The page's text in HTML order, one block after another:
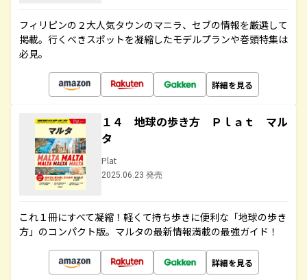
フィリピンの２大人気タウンのマニラ、セブの情報を厳選して
掲載。行くべきスポットを凝縮したモデルプランや巻頭特集は
必見。
詳細を見る
１４ 地球の歩き方 Ｐｌａｔ マル
タ
Plat
2025.06.23 発売
これ１冊にすべて凝縮！軽くて持ち歩きに便利な「地球の歩き
方」のコンパクト版。マルタの最新情報満載の最強ガイド！
詳細を見る